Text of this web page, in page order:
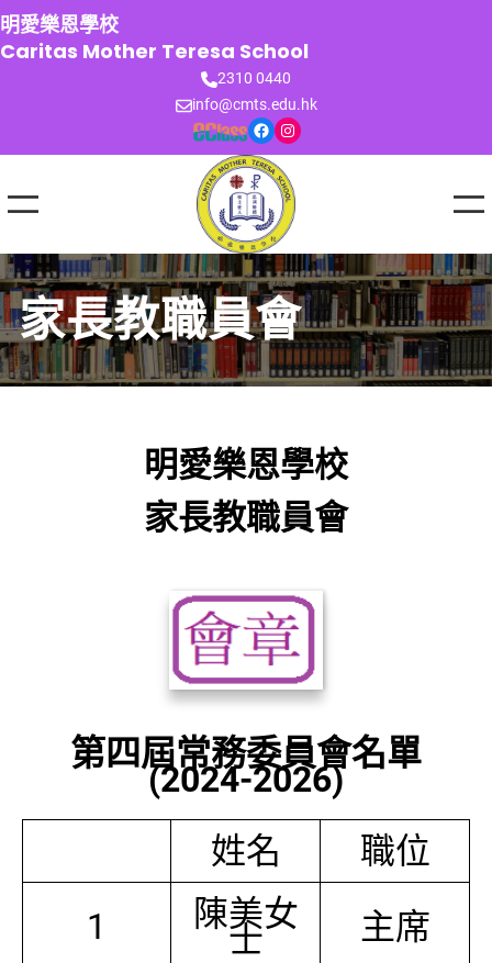
跳
至
主
明愛樂恩學校
Caritas Mother Teresa School
2310 0440
info@cmts.edu.hk
Facebook Instagram
家長教職員會
明愛樂恩學校
家長教職員會
第四屆常務委員會名單
(2024-2026)
姓名
職位
1
陳美女
士 主席